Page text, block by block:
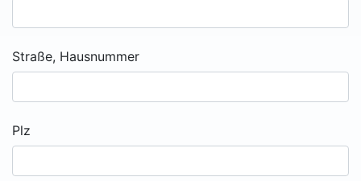
Straße, Hausnummer
Plz